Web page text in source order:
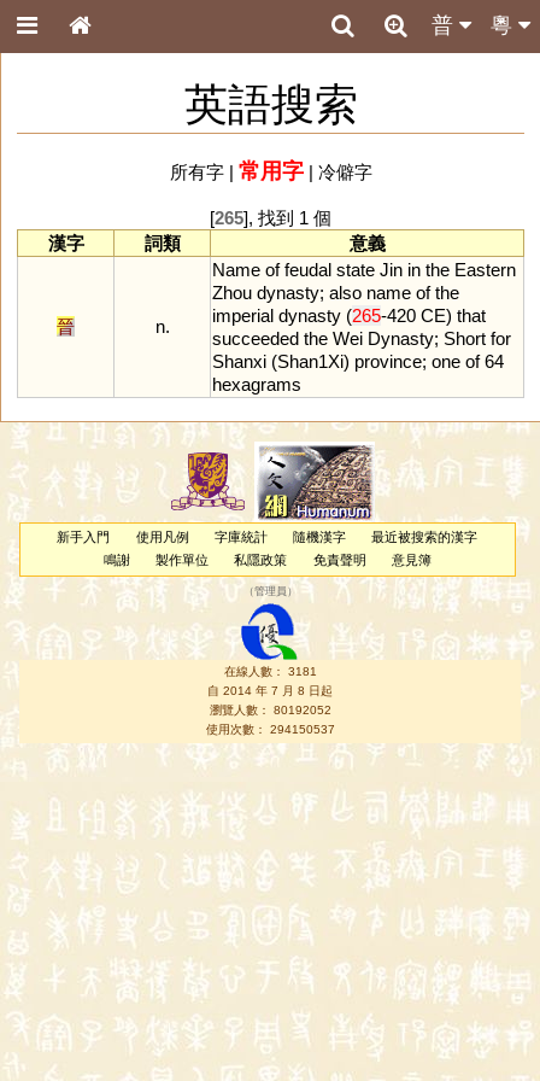
粵
普
英語搜索
所有字| 常用字| 冷僻字
[265], 找到 1 個
漢字
詞類 意義
晉 n.
Name of feudal state Jin in the Eastern
Zhou dynasty; also name of the
imperial dynasty (265-420 CE) that
succeeded the Wei Dynasty; Short for
Shanxi (Shan1Xi) province; one of 64
hexagrams
新手入門 使用凡例 字庫統計 隨機漢字
最近被搜索的漢字
鳴謝
製作單位 私隱政策 免責聲明 意見簿
（管理員 ）
在線人數： 3181
自 2014 年 7 月 8 日起
瀏覽人數： 80192052
使用次數： 294150537